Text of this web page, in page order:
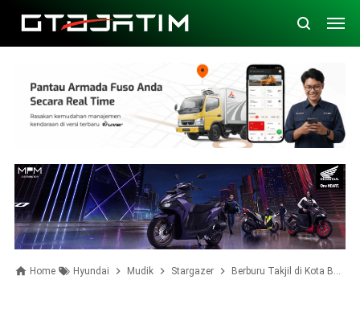
Home Hyundai Mudik Stargazer Berburu Takjil di Kota Bandung Diantar Sang Bintang, Hyundai Stargazer